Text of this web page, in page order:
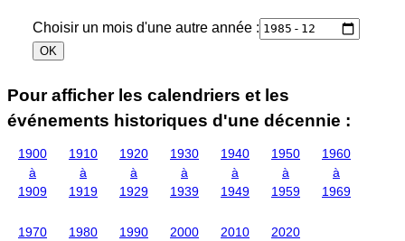
Choisir un mois d'une autre année :
Pour afficher les calendriers et les
événements historiques d'une décennie :
1900
à
1909
1910
à
1919
1920
à
1929
1930
à
1939
1940
à
1949
1950
à
1959
1960
à
1969
1970
1980
1990
2000
2010
2020